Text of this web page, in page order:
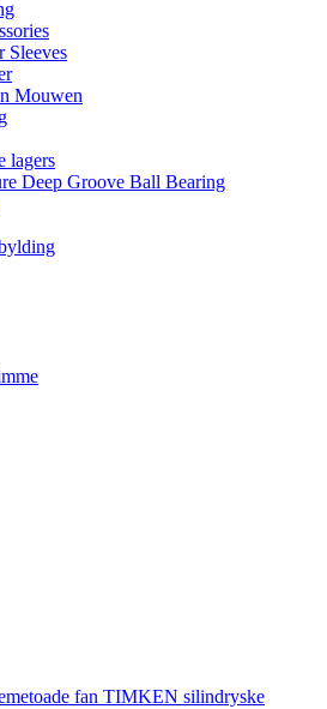
Sleeves
Mouwen
lagers
Deep Groove Ball Bearing